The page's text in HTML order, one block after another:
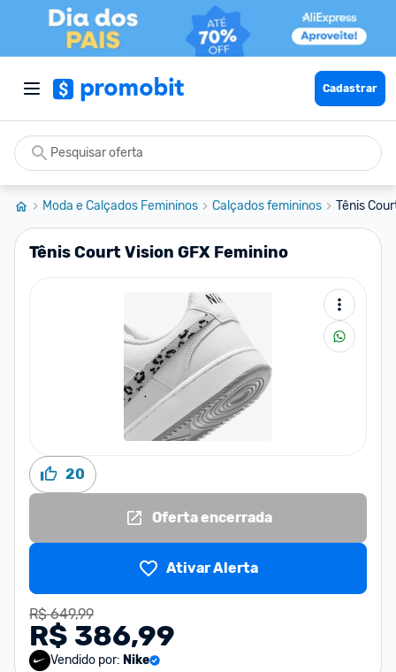
Cadastrar
Moda e Calçados Femininos Calçados femininos Tênis
Tênis Court Vision GFX Feminino
20
Oferta encerrada
Ativar Alerta
R$ 649,99
R$ 386,99
Vendido por: Nike